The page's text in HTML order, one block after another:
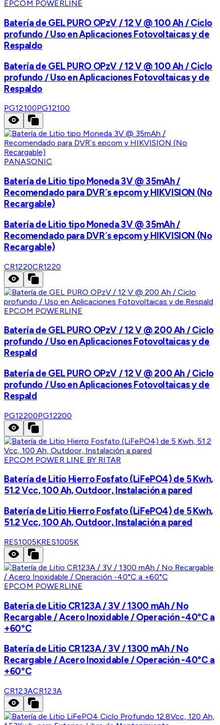
EPCOM POWERLINE
Batería de GEL PURO OPzV / 12 V @ 100 Ah / Ciclo
profundo / Uso en Aplicaciones Fotovoltaicas y de
Respaldo
Batería de GEL PURO OPzV / 12 V @ 100 Ah / Ciclo
profundo / Uso en Aplicaciones Fotovoltaicas y de
Respaldo
PG12100PG12100
PANASONIC
Batería de Litio tipo Moneda 3V @ 35mAh /
Recomendado para DVR´s epcom y HIKVISION (No
Recargable)
Batería de Litio tipo Moneda 3V @ 35mAh /
Recomendado para DVR´s epcom y HIKVISION (No
Recargable)
CR1220CR1220
EPCOM POWERLINE
Batería de GEL PURO OPzV / 12 V @ 200 Ah / Ciclo
profundo / Uso en Aplicaciones Fotovoltaicas y de
Respald
Batería de GEL PURO OPzV / 12 V @ 200 Ah / Ciclo
profundo / Uso en Aplicaciones Fotovoltaicas y de
Respald
PG12200PG12200
EPCOM POWER LINE BY RITAR
Batería de Litio Hierro Fosfato (LiFePO4) de 5 Kwh,
51.2 Vcc, 100 Ah, Outdoor, Instalación a pared
Batería de Litio Hierro Fosfato (LiFePO4) de 5 Kwh,
51.2 Vcc, 100 Ah, Outdoor, Instalación a pared
RES1005KRES1005K
EPCOM POWERLINE
Batería de Litio CR123A / 3V / 1300 mAh / No
Recargable / Acero Inoxidable / Operación -40°C a
+60°C
Batería de Litio CR123A / 3V / 1300 mAh / No
Recargable / Acero Inoxidable / Operación -40°C a
+60°C
CR123ACR123A